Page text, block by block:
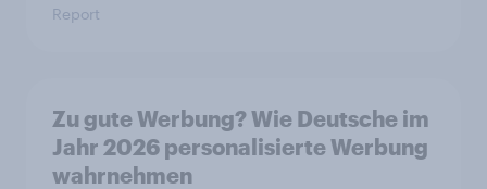
Report
Zu gute Werbung? Wie Deutsche im
Jahr 2026 personalisierte Werbung
wahrnehmen